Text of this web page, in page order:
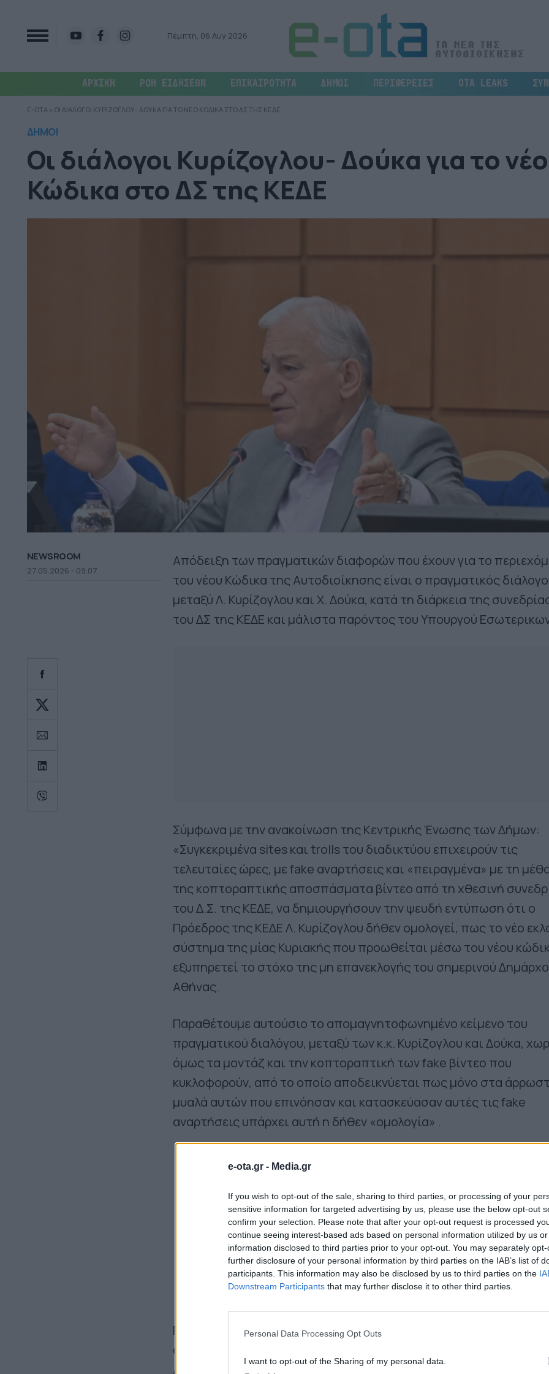
e-ota.gr - Media.gr
If you wish to opt-out of the sale, sharing to third parties, or processing of your
sensitive information for targeted advertising by us, please use the below opt-out
confirm your selection. Please note that after your opt-out request is processed
continue seeing interest-based ads based on personal information utilized by us
information disclosed to third parties prior to your opt-out. You may separately
further disclosure of your personal information by third parties on the IAB’s list of
participants. This information may also be disclosed by us to third parties on the
Downstream Participants that may further disclose it to other third parties.
Personal Data Processing Opt Outs
I want to opt-out of the Sharing of my personal data.
Πέμπτη, 06 Αυγ 2026
ΑΡΧΙΚΗ ΡΟΗ ΕΙΔΗΣΕΩΝ ΕΠΙΚΑΙΡΟΤΗΤΑ ΔΗΜΟΙ ΠΕΡΙΦΕΡΕΙΕΣ OTA LEAKS
E-OTA » ΟΙ ΔΙΑΛΟΓΟΙ ΚΥΡΙΖΟΓΛΟΥ- ΔΟΥΚΑ ΓΙΑ ΤΟ ΝΕΟ ΚΩΔΙΚΑ ΣΤΟ ΔΣ ΤΗΣ ΚΕΔΕ
ΔΗΜΟΙ
Οι διάλογοι Κυρίζογλου- Δούκα για το νέο
Κώδικα στο ΔΣ της ΚΕΔΕ
NEWSROOM
27.05.2026 - 09.07
Απόδειξη των πραγματικών διαφορών που έχουν για το
του νέου Κώδικα της Αυτοδιοίκησης είναι ο πραγματικός
μεταξύ Λ. Κυρίζογλου και Χ. Δούκα, κατά τη διάρκεια της
του ΔΣ της ΚΕΔΕ και μάλιστα παρόντος του Υπουργού
Σύμφωνα με την ανακοίνωση της Κεντρικής Ένωσης των Δήμων:
«Συγκεκριμένα sites και trolls του διαδικτύου επιχειρούν τις
τελευταίες ώρες, με fake αναρτήσεις και «πειραγμένα» με τη
της κοπτοραπτικής αποσπάσματα βίντεο από τη χθεσινή
του Δ.Σ. της ΚΕΔΕ, να δημιουργήσουν την ψευδή εντύπωση ότι ο
Πρόεδρος της ΚΕΔΕ Λ. Κυρίζογλου δήθεν ομολογεί, πως το νέο
σύστημα της μίας Κυριακής που προωθείται μέσω του νέου
εξυπηρετεί το στόχο της μη επανεκλογής του σημερινού
Αθήνας.
Παραθέτουμε αυτούσιο το απομαγνητοφωνημένο κείμενο του
πραγματικού διαλόγου, μεταξύ των κ.κ. Κυρίζογλου και Δούκα,
όμως τα μοντάζ και την κοπτοραπτική των fake βίντεο που
κυκλοφορούν, από το οποίο αποδεικνύεται πως μόνο στα
μυαλά αυτών που επινόησαν και κατασκεύασαν αυτές τις fake
αναρτήσεις υπάρχει αυτή η δήθεν «ομολογία» .
Είναι προφανές ότι κάποιοι δεν επιθυμούν να υπάρξει ένας
ουσιαστικός διάλογος πάνω στο περιεχόμενο του νέου Κώδικα
Αυτοδιοίκησης, ο οποίος έχει τεθεί σε δημόσια διαβούλευση και